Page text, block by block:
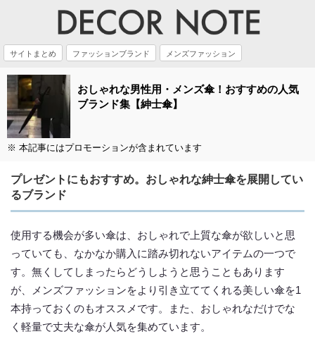
サイトまとめ ファッションブランド メンズファッション
おしゃれな男性用・メンズ傘！おすすめの人気
ブランド集【紳士傘】
※ 本記事にはプロモーションが含まれています
プレゼントにもおすすめ。おしゃれな紳士傘を展開してい
るブランド
使用する機会が多い傘は、おしゃれで上質な傘が欲しいと思
っていても、なかなか購入に踏み切れないアイテムの一つで
す。無くしてしまったらどうしようと思うこともあります
が、メンズファッションをより引き立ててくれる美しい傘を1
本持っておくのもオススメです。また、おしゃれなだけでな
く軽量で丈夫な傘が人気を集めています。